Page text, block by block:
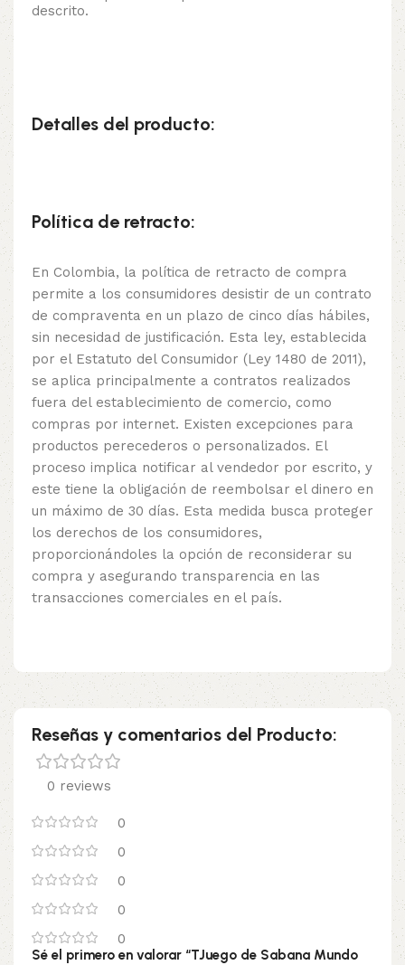
descrito.
Detalles del producto:
Política de retracto:
En Colombia, la política de retracto de compra
permite a los consumidores desistir de un contrato
de compraventa en un plazo de cinco días hábiles,
sin necesidad de justificación. Esta ley, establecida
por el Estatuto del Consumidor (Ley 1480 de 2011),
se aplica principalmente a contratos realizados
fuera del establecimiento de comercio, como
compras por internet. Existen excepciones para
productos perecederos o personalizados. El
proceso implica notificar al vendedor por escrito, y
este tiene la obligación de reembolsar el dinero en
un máximo de 30 días. Esta medida busca proteger
los derechos de los consumidores,
proporcionándoles la opción de reconsiderar su
compra y asegurando transparencia en las
transacciones comerciales en el país.
Reseñas y comentarios del Producto:
0 reviews
0
0
0
0
0
Sé el primero en valorar “TJuego de Sabana Mundo